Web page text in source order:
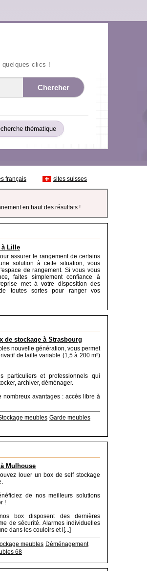
quelques clics !
Chercher
thématique
français sites suisses
en haut des résultats !
à Lille
assurer le rangement de certains
solution à cette situation, vous
de rangement. Si vous vous
faites simplement confiance à
met à votre disposition des
toutes sortes pour ranger vos
de stockage à Strasbourg
nouvelle génération, vous permet
de taille variable (1,5 à 200 m²)
particuliers et professionnels qui
archiver, déménager.
nombreux avantages : accès libre à
meubles Garde meubles
Mulhouse
louer un box de self stockage
de nos meilleurs solutions
!
box disposent des dernières
de sécurité. Alarmes individuelles
dans les couloirs et l[...]
meubles Déménagement
68